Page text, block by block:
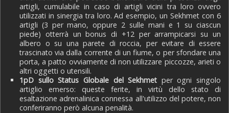
artigli, cumulabile in caso di artigli vicini tra loro ovvero
utilizzati in sinergia tra loro. Ad esempio, un Sekhmet con 6
artigli (3 per mano, oppure 2 sulle mani e 1 su ciascun
piede) otterrà un bonus di +12 per arrampicarsi su un
albero o su una parete di roccia, per evitare di essere
trascinato via dalla corrente di un fiume, o per sfondare una
porta, a patto ovviamente di non utilizzare piccozze, arieti o
altri oggetti o utensili.
1pD sullo Status Globale del Sekhmet per ogni singolo
artiglio emerso: queste ferite, in virtù dello stato di
esaltazione adrenalinica connessa all'utilizzo del potere, non
conferiranno però alcuna penalità.